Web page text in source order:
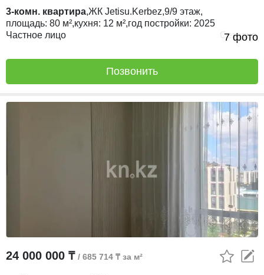
7 фото
3-комн. квартира,ЖК Jetisu.Kerbez,9/9 этаж,
площадь: 80 м²,кухня: 12 м²,год постройки: 2025
Частное лицо
Сегодня
Позвонить
24 000 000 ₸ / 685 714 ₸ за м²